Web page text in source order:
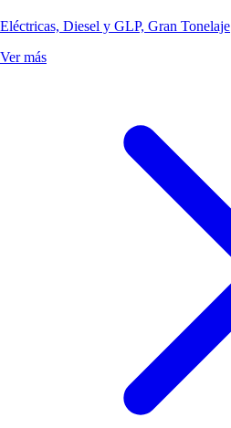
Eléctricas, Diesel y GLP, Gran Tonelaje
Ver más